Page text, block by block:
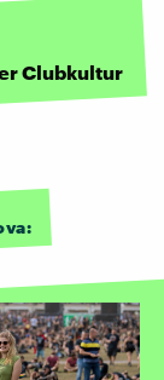
Clubkultur